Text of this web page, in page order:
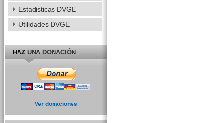
Estadisticas DVGE
Utilidades DVGE
HAZUNA DONACIÓN
Ver donaciones